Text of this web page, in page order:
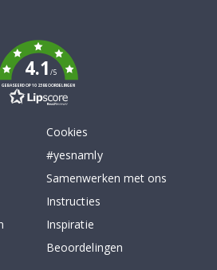
4.1/5
GEBASEERD OP 1023 BEOORDELINGEN
Cookies
#yesnamly
Samenwerken met ons
Instructies
Inspiratie
Beoordelingen